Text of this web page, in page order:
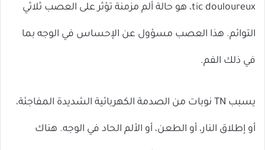
tic douloureux، هو حالة ألم مزمنة تؤثر على العصب ثلاثي
التوائم. هذا العصب مسؤول عن الإحساس في الوجه بما
في ذلك الفم.
يسبب TN نوبات من الصدمة الكهربائية الشديدة المفاجئة،
أو إطلاق النار، أو الطعن، أو الألم الحاد في الوجه. هناك